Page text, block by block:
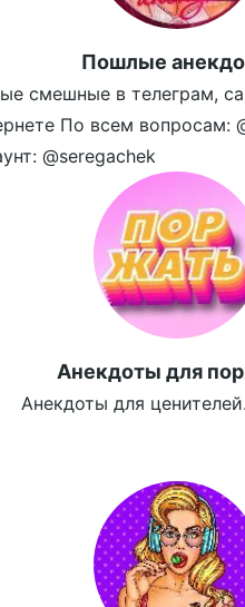
Пошлые
смешные в телеграм,
По всем вопросам:
@seregachek
Aнекдоты для
Анекдоты для